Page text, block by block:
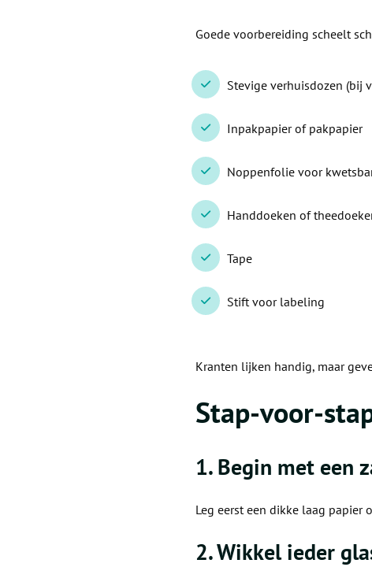
Goede voorbereiding scheelt
Stevige verhuisdozen (bij
Inpakpapier of pakpapier
Noppenfolie voor
Handdoeken of
Tape
Stift voor labeling
Kranten lijken handig, maar
Stap-voor-
1. Begin met een
Leg eerst een dikke laag papier
2. Wikkel ieder